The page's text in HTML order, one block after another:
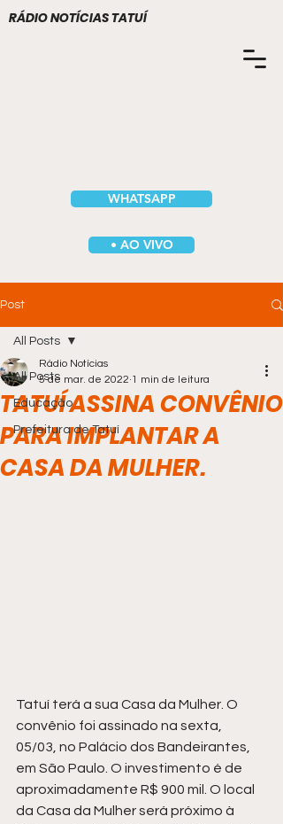
WHATSAPP
RÁDIO NOTÍCIAS TATUÍ
• AO VIVO
Post
All Posts
Educação
Prefeitura de Tatuí
All Posts
TATUÍ ASSINA CONVÊNIO
PARA IMPLANTAR A
CASA DA MULHER.
Rádio Notícias
5 de mar. de 2022 1 min de leitura
Tatuí terá a sua Casa da Mulher. O
convênio foi assinado na sexta,
05/03, no Palácio dos Bandeirantes,
em São Paulo. O investimento é de
aproximadamente R$ 900 mil. O local
da Casa da Mulher será próximo à